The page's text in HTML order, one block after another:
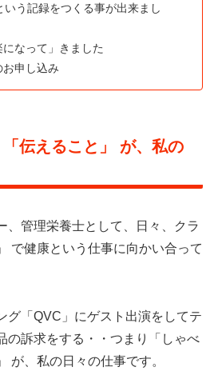
う記録をつくる事が出来まし
なって」きました
申し込み
「伝えること」 が、私の
、管理栄養士として、日々、クラ
で健康という仕事に向かい合って
グ「QVC」にゲスト出演をしてテ
の訴求をする・・つまり「しゃべ
が、私の日々の仕事です。